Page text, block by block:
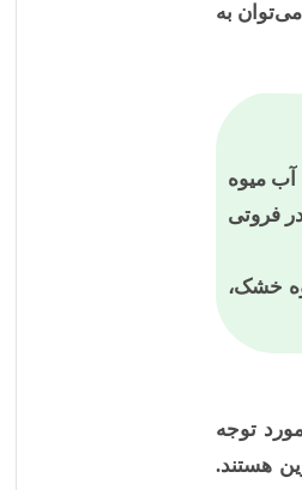
به
آب میوه
فروتی
خشک،
توجه
هستند.